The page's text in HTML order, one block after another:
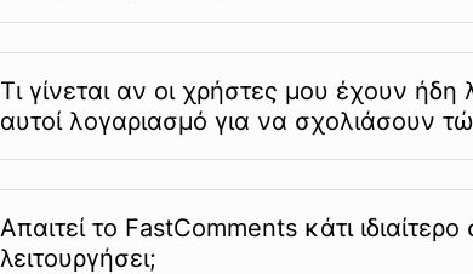
Τι γίνεται αν οι χρήστες μου έχουν
αυτοί λογαριασμό για να σχολιάσουν
Απαιτεί το FastComments κάτι
λειτουργήσει;